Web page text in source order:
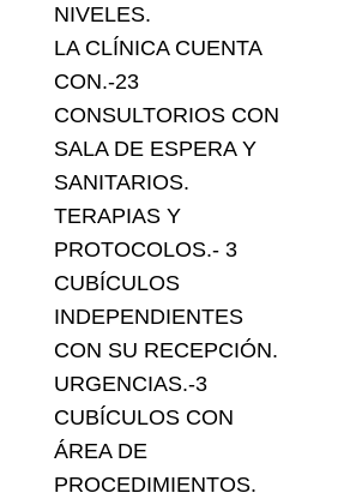
NIVELES.
LA CLÍNICA CUENTA
CON.-23
CONSULTORIOS CON
SALA DE ESPERA Y
SANITARIOS.
TERAPIAS Y
PROTOCOLOS.- 3
CUBÍCULOS
INDEPENDIENTES
CON SU RECEPCIÓN.
URGENCIAS.-3
CUBÍCULOS CON
ÁREA DE
PROCEDIMIENTOS.